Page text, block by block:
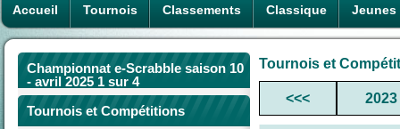
Accueil Tournois Classements Classique Jeunes
Championnat e-Scrabble saison 10
- avril 2025 1 sur 4
Tournois et Compétitions
Tournois et
<<< 2023